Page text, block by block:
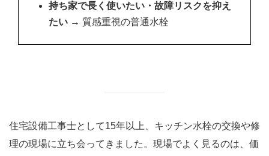
持ち家で長く使いたい・故障リスクを抑え
たい → 質感重視の普通水栓
住宅設備工事士として15年以上、キッチン水栓の交換や修
理の現場に立ち会ってきました。現場でよく見るのは、価